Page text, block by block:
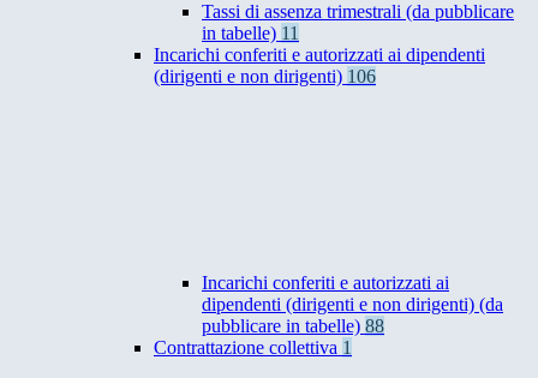
Tassi di assenza trimestrali (da pubblicare
in tabelle) 11
Incarichi conferiti e autorizzati ai dipendenti
(dirigenti e non dirigenti) 106
Incarichi conferiti e autorizzati ai
dipendenti (dirigenti e non dirigenti) (da
pubblicare in tabelle) 88
Contrattazione collettiva 1